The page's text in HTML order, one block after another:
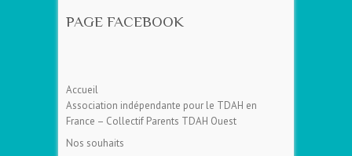
PAGE FACEBOOK
Accueil
Association indépendante pour le TDAH en
France – Collectif Parents TDAH Ouest
Nos souhaits